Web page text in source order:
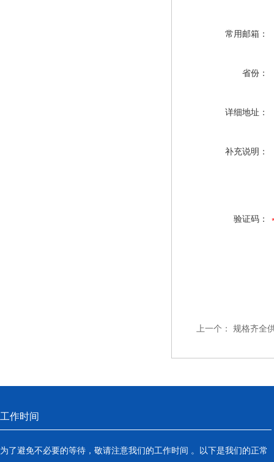
常用邮箱：
省份：
详细地址：
补充说明：
验证码：
上一个： 规格齐全
工作时间
为了避免不必要的等待，敬请注意我们的工作时间 。以下是我们的正常